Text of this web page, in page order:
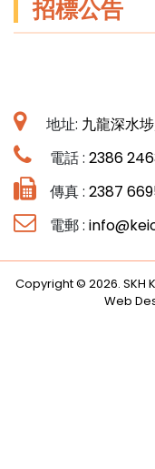
招標公告
地址: 九龍深水
電話 : 2386
傳真 : 2387
電郵 :
Copyright © 2026. SKH
Web